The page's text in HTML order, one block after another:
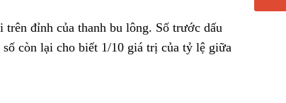
đỉnh của thanh bu lông. Số trước dấu
còn lại cho biết 1/10 giá trị của tỷ lệ giữa